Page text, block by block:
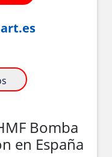
Bomba
en España